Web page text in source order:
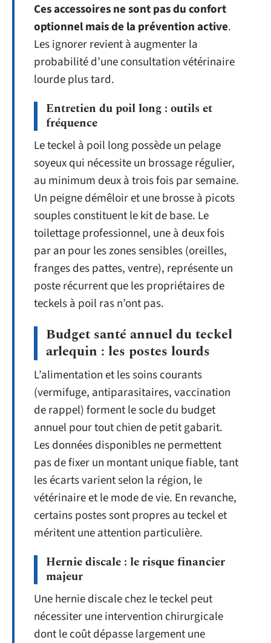
Ces accessoires ne sont pas du confort
optionnel mais de la prévention active.
Les ignorer revient à augmenter la
probabilité d’une consultation vétérinaire
lourde plus tard.
Entretien du poil long : outils et
fréquence
Le teckel à poil long possède un pelage
soyeux qui nécessite un brossage régulier,
au minimum deux à trois fois par semaine.
Un peigne démêloir et une brosse à picots
souples constituent le kit de base. Le
toilettage professionnel, une à deux fois
par an pour les zones sensibles (oreilles,
franges des pattes, ventre), représente un
poste récurrent que les propriétaires de
teckels à poil ras n’ont pas.
Budget santé annuel du teckel
arlequin : les postes lourds
L’alimentation et les soins courants
(vermifuge, antiparasitaires, vaccination
de rappel) forment le socle du budget
annuel pour tout chien de petit gabarit.
Les données disponibles ne permettent
pas de fixer un montant unique fiable, tant
les écarts varient selon la région, le
vétérinaire et le mode de vie. En revanche,
certains postes sont propres au teckel et
méritent une attention particulière.
Hernie discale : le risque financier
majeur
Une hernie discale chez le teckel peut
nécessiter une intervention chirurgicale
dont le coût dépasse largement une